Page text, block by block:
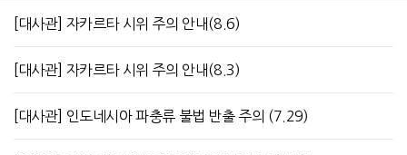
[대사관] 자카르타 시위 주의 안내(8.6)
[대사관] 자카르타 시위 주의 안내(8.3)
[대사관] 인도네시아 파충류 불법 반출 주의 (7.29)